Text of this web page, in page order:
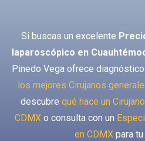
Si buscas un excelente
laparoscópico en
Pinedo Vega ofrece
los mejores Cirujanos
descubre qué hace un
CDMX o consulta con un
en CDMX para